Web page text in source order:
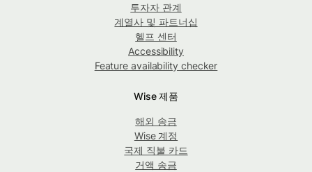
투자자 관계
계열사 및 파트너십
헬프 센터
Accessibility
Feature availability checker
Wise 제품
해외 송금
Wise 계정
국제 직불 카드
거액 송금